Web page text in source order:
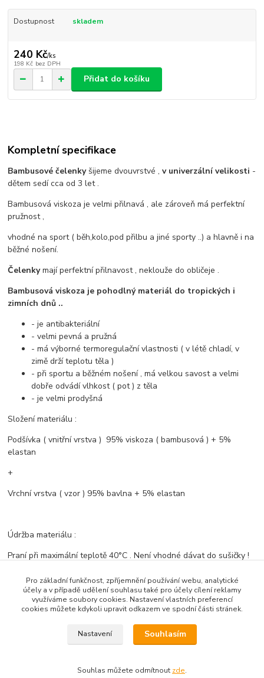
Dostupnost skladem
240 Kč/ks
198 Kč bez DPH
Přidat do košíku
Kompletní specifikace
Bambusové čelenky šijeme dvouvrstvé ,v univerzální velikosti -
dětem sedí cca od 3 let .
Bambusová viskoza je velmi přilnavá , ale zároveň má perfektní
pružnost ,
vhodné na sport ( běh,kolo,pod přilbu a jiné sporty ..) a hlavně i na
běžné nošení.
Čelenkymají perfektní přilnavost , neklouže do obličeje .
Bambusová viskoza je pohodlný materiál do tropických i
zimních dnů ..
- je antibakteriální
- velmi pevná a pružná
- má výborné termoregulační vlastnosti ( v létě chladí, v
zimě drží teplotu těla )
- při sportu a běžném nošení , má velkou savost a velmi
dobře odvádí vlhkost ( pot ) z těla
- je velmi prodyšná
Složení materiálu :
Podšívka ( vnitřní vrstva ) 95% viskoza ( bambusová ) + 5%
elastan
+
Vrchní vrstva ( vzor ) 95% bavlna + 5% elastan
Údržba materiálu :
Praní při maximální teplotě 40°C . Není vhodné dávat do sušičky !
Zboží zařazeno v kategoriích
Pro základní funkčnost, zpříjemnění používání webu, analytické
účely a v případě udělení souhlasu také pro účely cílení reklamy
využíváme soubory cookies. Nastavení vlastních preferencí
cookies můžete kdykoli upravit odkazem ve spodní části stránek.
Nastavení Souhlasím
Souhlas můžete odmítnout zde.